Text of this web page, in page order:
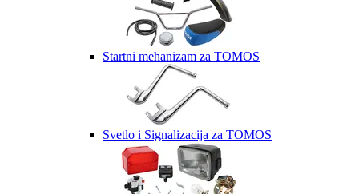
Startni mehanizam za TOMOS
Svetlo i Signalizacija za TOMOS